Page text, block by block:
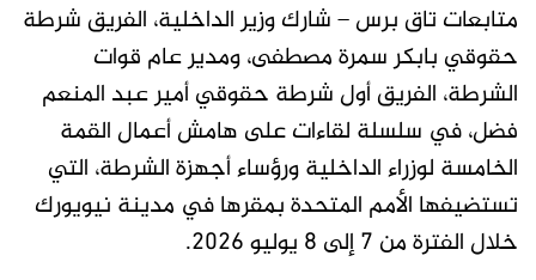
متابعات تاق برس – شارك وزير الداخلية، الفريق شرطة
حقوقي بابكر سمرة مصطفى، ومدير عام قوات
الشرطة، الفريق أول شرطة حقوقي أمير عبد المنعم
فضل، في سلسلة لقاءات على هامش أعمال القمة
الخامسة لوزراء الداخلية ورؤساء أجهزة الشرطة، التي
تستضيفها الأمم المتحدة بمقرها في مدينة نيويورك
خلال الفترة من 7 إلى 8 يوليو 2026.